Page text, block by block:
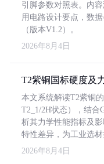
引脚参数对照表。内
用电路设计要点，数
（版本V1.2）。
2026年8月4日
T2紫铜国标硬度及
本文系统解读T2紫铜
T2_1/2H状态），结合
析其力学性能指标及
特性差异，为工业选材
2026年8月4日